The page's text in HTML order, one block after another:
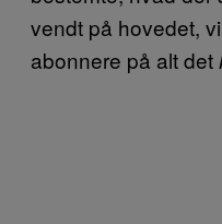
vendt på hovedet,
abonnere på alt det